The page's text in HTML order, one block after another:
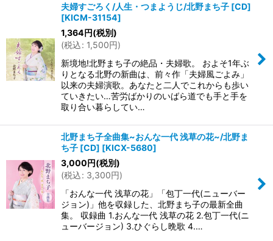
夫婦すごろく/人生・つまようじ/北野まち子 [CD]
[KICM-31154]
1,364円(税別)
(税込: 1,500円)
新境地!北野まち子の絶品・夫婦歌。 およそ1年ぶ
りとなる北野の新曲は、前々作「夫婦風ごよみ」
以来の夫婦演歌。あなたと二人でこれからも歩い
ていきたい…苦労ばかりのいばら道でも手と手を
取り合い暮らしてい…
北野まち子全曲集~おんな一代 浅草の花~/北野ま
ち子 [CD] [KICX-5680]
3,000円(税別)
(税込: 3,300円)
「おんな一代 浅草の花」「包丁一代(ニューバー
ジョン)」他を収録した、北野まち子の最新全曲
集。 収録曲 1.おんな一代 浅草の花 2.包丁一代(ニ
ューバージョン) 3.ひぐらし晩歌 4.…